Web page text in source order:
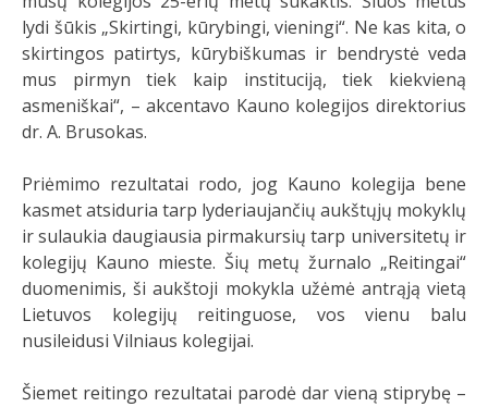
lydi šūkis „Skirtingi, kūrybingi, vieningi“. Ne kas kita, o
skirtingos patirtys, kūrybiškumas ir bendrystė veda
mus pirmyn tiek kaip instituciją, tiek kiekvieną
asmeniškai“, – akcentavo Kauno kolegijos direktorius
dr. A. Brusokas.
Priėmimo rezultatai rodo, jog Kauno kolegija bene
kasmet atsiduria tarp lyderiaujančių aukštųjų mokyklų
ir sulaukia daugiausia pirmakursių tarp universitetų ir
kolegijų Kauno mieste. Šių metų žurnalo „Reitingai“
duomenimis, ši aukštoji mokykla užėmė antrąją vietą
Lietuvos kolegijų reitinguose, vos vienu balu
nusileidusi Vilniaus kolegijai.
Šiemet reitingo rezultatai parodė dar vieną stiprybę –